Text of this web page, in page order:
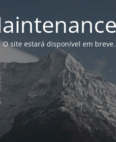
O site estará disponível em